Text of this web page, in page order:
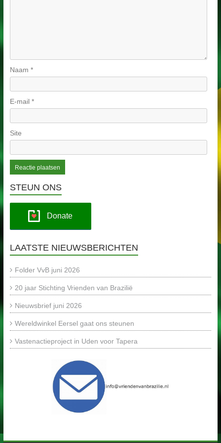
Naam *
E-mail *
Site
STEUN ONS
Donate
LAATSTE NIEUWSBERICHTEN
Folder VvB juni 2026
20 jaar Stichting Vrienden van Brazilië
Nieuwsbrief juni 2026
Wereldwinkel Eersel gaat ons steunen
Vastenactieproject in Uden voor Tapera